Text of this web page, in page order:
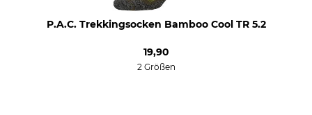
P.A.C. Trekkingsocken Bamboo Cool TR 5.2
19,90
2 Größen